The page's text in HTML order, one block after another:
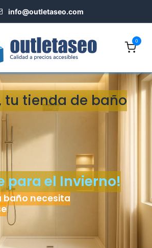
info@outletaseo.​com
0
para el Invierno!
baño necesita
tu tienda de baño